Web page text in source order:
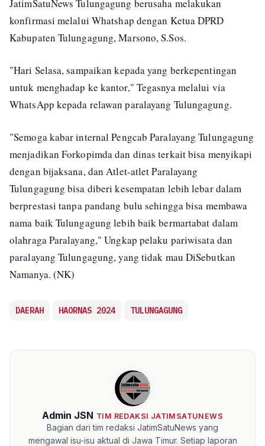
JatimSatuNews Tulungagung berusaha melakukan
konfirmasi melalui Whatshap dengan Ketua DPRD
Kabupaten Tulungagung, Marsono, S.Sos.
"Hari Selasa, sampaikan kepada yang berkepentingan
untuk menghadap ke kantor," Tegasnya melalui via
WhatsApp kepada relawan paralayang Tulungagung.
"Semoga kabar internal Pengcab Paralayang Tulungagung
menjadikan Forkopimda dan dinas terkait bisa menyikapi
dengan bijaksana, dan Atlet-atlet Paralayang
Tulungagung bisa diberi kesempatan lebih lebar dalam
berprestasi tanpa pandang bulu sehingga bisa membawa
nama baik Tulungagung lebih baik bermartabat dalam
olahraga Paralayang," Ungkap pelaku pariwisata dan
paralayang Tulungagung, yang tidak mau DiSebutkan
Namanya. (NK)
DAERAH HAORNAS 2024 TULUNGAGUNG
Admin JSN TIM REDAKSI JATIMSATUNEWS
Bagian dari tim redaksi JatimSatuNews yang
mengawal isu-isu aktual di Jawa Timur. Setiap laporan